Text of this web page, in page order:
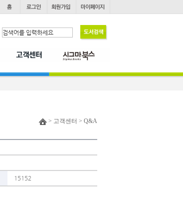
> 고객센터 > Q&A
15152